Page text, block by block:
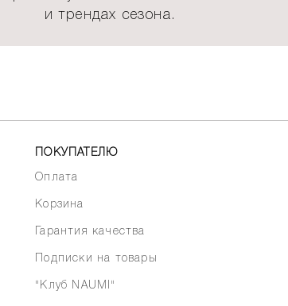
и трендах сезона.
ПОКУПАТЕЛЮ
Оплата
Корзина
Гарантия качества
Подписки на товары
"Клуб NAUMI"